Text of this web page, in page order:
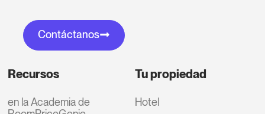
Contáctanos
Recursos
en la Academia de
Tu propiedad
Hotel